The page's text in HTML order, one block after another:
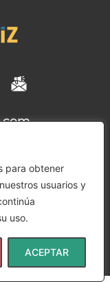
para obtener
usuarios y
uso.
ACEPTAR
María Gómez